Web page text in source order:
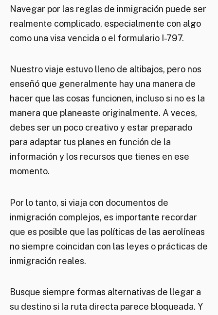
Navegar por las reglas de inmigración puede ser
realmente complicado, especialmente con algo
como una visa vencida o el formulario I-797.
Nuestro viaje estuvo lleno de altibajos, pero nos
enseñó que generalmente hay una manera de
hacer que las cosas funcionen, incluso si no es la
manera que planeaste originalmente. A veces,
debes ser un poco creativo y estar preparado
para adaptar tus planes en función de la
información y los recursos que tienes en ese
momento.
Por lo tanto, si viaja con documentos de
inmigración complejos, es importante recordar
que es posible que las políticas de las aerolíneas
no siempre coincidan con las leyes o prácticas de
inmigración reales.
Busque siempre formas alternativas de llegar a
su destino si la ruta directa parece bloqueada. Y